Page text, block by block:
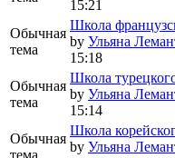
15:21
Обычная
тема
Школа
by Ульяна
15:18
Обычная
тема
Школа
by Ульяна
15:14
Обычная
Школа
by Ульяна